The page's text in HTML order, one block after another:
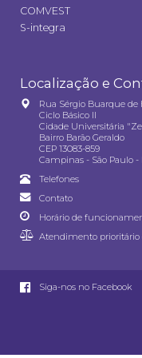
COMVEST
S-integra
Localização e
Rua Sérgio Buarque de
Ciclo Básico II
Cidade Universitária
Bairro Barão Geraldo
CEP 13083-859
Campinas - São Paulo -
Telefones
Contato
Horário de
Atendimento prioritário
Siga-nos no Facebook